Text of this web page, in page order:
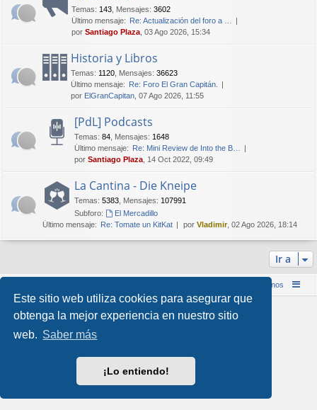
Este sitio web utiliza cookies para asegurar que
obtenga la mejor experiencia en nuestro sitio
web. Saber más
¡Lo entiendo!
Temas: 143 Mensajes: 3602
Último mensaje: Re: Actualización del foro a …
por Santiago Plaza , 03 Ago 2026, 15:34
Historia y Libros
Temas: 1120 Mensajes: 36623
Último mensaje: Re: Foro El Gran Capitán.
por ElGranCapitan , 07 Ago 2026, 11:55
[PdL] Podcasts
Temas: 84 Mensajes: 1648
Último mensaje: Re: Mini Review de Into the B…
por Santiago Plaza , 14 Oct 2022, 09:49
La Cantina - Die Kneipe
Temas: 5383 Mensajes: 107991
Subforo:
El Mercadillo
Último mensaje: Re: Tomate un KitKat por Vladimir, 02 Ago 2026, 18:14
Ir a
Contáctenos
Style porArty & halilesen
Traducción al español por